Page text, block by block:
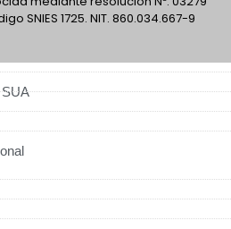
SNIES 1725. NIT. 860.034.667-9